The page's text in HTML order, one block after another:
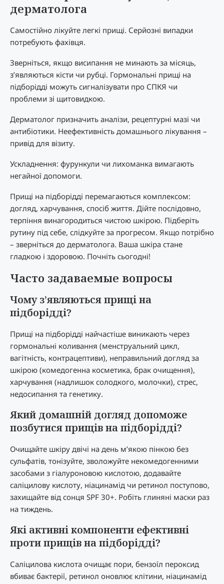
дерматолога
Самостійно лікуйте легкі прищі. Серйозні випадки
потребують фахівця.
Зверніться, якщо висипання не минають за місяць,
з’являються кісти чи рубці. Гормональні прищі на
підборідді можуть сигналізувати про СПКЯ чи
проблеми зі щитовидкою.
Дерматолог призначить аналізи, рецептурні мазі чи
антибіотики. Неефективність домашнього лікування –
привід для візиту.
Ускладнення: фурункули чи лихоманка вимагають
негайної допомоги.
Прищі на підборідді перемагаються комплексом:
догляд, харчування, спосіб життя. Дійте послідовно,
терпіння винагородиться чистою шкірою. Підберіть
рутину під себе, слідкуйте за прогресом. Якщо потрібно
– зверніться до дерматолога. Ваша шкіра стане
гладкою і здоровою. Почніть сьогодні!
Часто задаваемые вопросы
Чому з’являються прищі на
підборідді?
Прищі на підборідді найчастіше виникають через
гормональні коливання (менструальний цикл,
вагітність, контрацептиви), неправильний догляд за
шкірою (комедогенна косметика, брак очищення),
харчування (надлишок солодкого, молочки), стрес,
недосипання та генетику.
Який домашній догляд допоможе
позбутися прищів на підборідді?
Очищайте шкіру двічі на день м’якою пінкою без
сульфатів, тонізуйте, зволожуйте некомедогенними
засобами з гіалуроновою кислотою, додавайте
саліцилову кислоту, ніацинамід чи ретинол поступово,
захищайте від сонця SPF 30+. Робіть глиняні маски раз
на тиждень.
Які активні компоненти ефективні
проти прищів на підборідді?
Саліцилова кислота очищає пори, бензоїл пероксид
вбиває бактерії, ретинол оновлює клітини, ніацинамід